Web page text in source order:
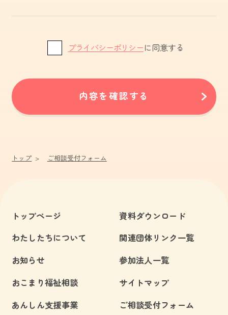
プライバシーポリシーに同意する
内容を確認する
トップ ご相談受付フォーム
トップページ
わたしたちについて
お知らせ
おこまり福祉相談
あんしん支援事業
資料ダウンロード
関連団体リンク一覧
参加法人一覧
サイトマップ
ご相談受付フォーム